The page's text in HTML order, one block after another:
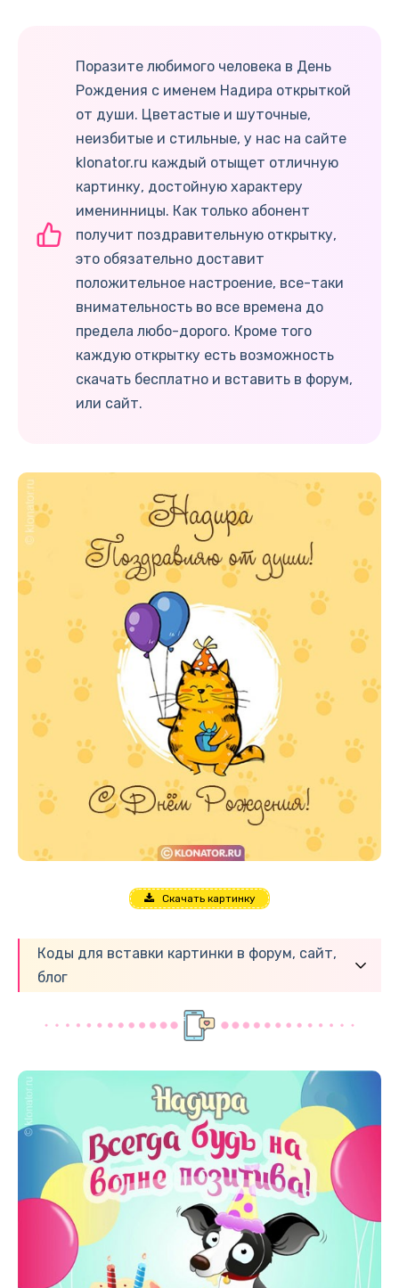
Поразите любимого человека в День
Рождения с именем Надира открыткой
от души. Цветастые и шуточные,
неизбитые и стильные, у нас на сайте
klonator.ru каждый отыщет отличную
картинку, достойную характеру
именинницы. Как только абонент
получит поздравительную открытку,
это обязательно доставит
положительное настроение, все-таки
внимательность во все времена до
предела любо-дорого. Кроме того
каждую открытку есть возможность
скачать бесплатно и вставить в форум,
или сайт.
Скачать картинку
Коды для вставки картинки в форум, сайт,
блог